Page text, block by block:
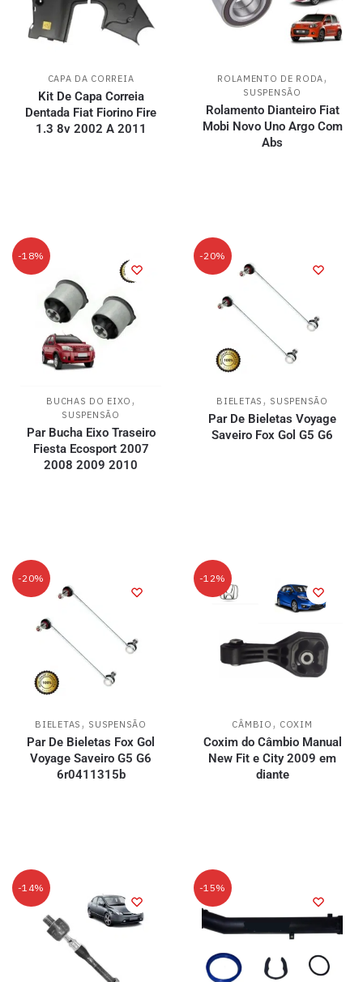
CAPA DA CORREIA
Kit De Capa Correia
Dentada Fiat Fiorino Fire
1.3 8v 2002 A 2011
ROLAMENTO DE RODA,
SUSPENSÃO
Rolamento Dianteiro Fiat
Mobi Novo Uno Argo Com
Abs
-18%
BUCHAS DO EIXO ,
SUSPENSÃO
Par Bucha Eixo Traseiro
Fiesta Ecosport 2007
2008 2009 2010
-20%
BIELETAS , SUSPENSÃO
Par De Bieletas Voyage
Saveiro Fox Gol G5 G6
-20%
BIELETAS , SUSPENSÃO
Par De Bieletas Fox Gol
Voyage Saveiro G5 G6
6r0411315b
-12%
CÂMBIO , COXIM
Coxim do Câmbio Manual
New Fit e City 2009 em
diante
-14% -15%